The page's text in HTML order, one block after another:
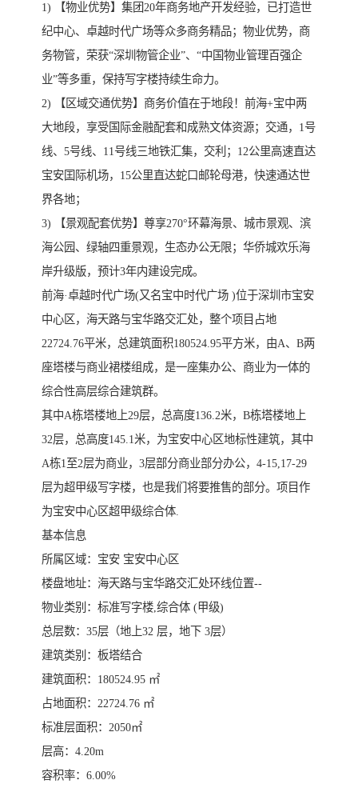
1) 【物业优势】集团20年商务地产开发经验，已打造世
纪中心、卓越时代广场等众多商务精品；物业优势，商
务物管，荣获“深圳物管企业”、“中国物业管理百强企
业”等多重，保持写字楼持续生命力。
2) 【区域交通优势】商务价值在于地段！前海+宝中两
大地段，享受国际金融配套和成熟文体资源；交通，1号
线、5号线、11号线三地铁汇集，交利；12公里高速直达
宝安囯际机场，15公里直达蛇口邮轮母港，快速通达世
界各地；
3) 【景观配套优势】尊享270°环幕海景、城市景观、滨
海公园、绿轴四重景观，生态办公无限；华侨城欢乐海
岸升级版，预计3年内建设完成。
前海·卓越时代广场(又名宝中时代广场 )位于深圳市宝安
中心区，海天路与宝华路交汇处，整个项目占地
22724.76平米，总建筑面积180524.95平方米，由A、B两
座塔楼与商业裙楼组成，是一座集办公、商业为一体的
综合性高层综合建筑群。
其中A栋塔楼地上29层，总高度136.2米，B栋塔楼地上
32层，总高度145.1米，为宝安中心区地标性建筑，其中
A栋1至2层为商业，3层部分商业部分办公，4-15,17-29
层为超甲级写字楼，也是我们将要推售的部分。项目作
为宝安中心区超甲级综合体.
基本信息
所属区域：宝安 宝安中心区
楼盘地址：海天路与宝华路交汇处环线位置--
物业类别：标准写字楼,综合体 (甲级)
总层数：35层（地上32 层，地下 3层）
建筑类别：板塔结合
建筑面积：180524.95 ㎡
占地面积：22724.76 ㎡
标准层面积：2050㎡
层高：4.20m
容积率：6.00%